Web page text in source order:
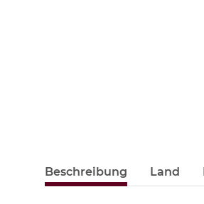
Beschreibung Land